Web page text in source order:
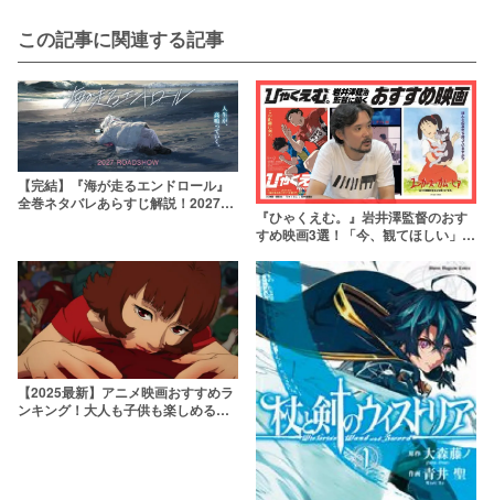
この記事に関連する記事
【完結】『海が走るエンドロール』
全巻ネタバレあらすじ解説！2027年
『ひゃくえむ。』岩井澤監督のおす
すめ映画3選！「今、観てほしい」と
メ映画編で紹介
【2025最新】アニメ映画おすすめラ
ンキング！大人も子供も楽しめる最